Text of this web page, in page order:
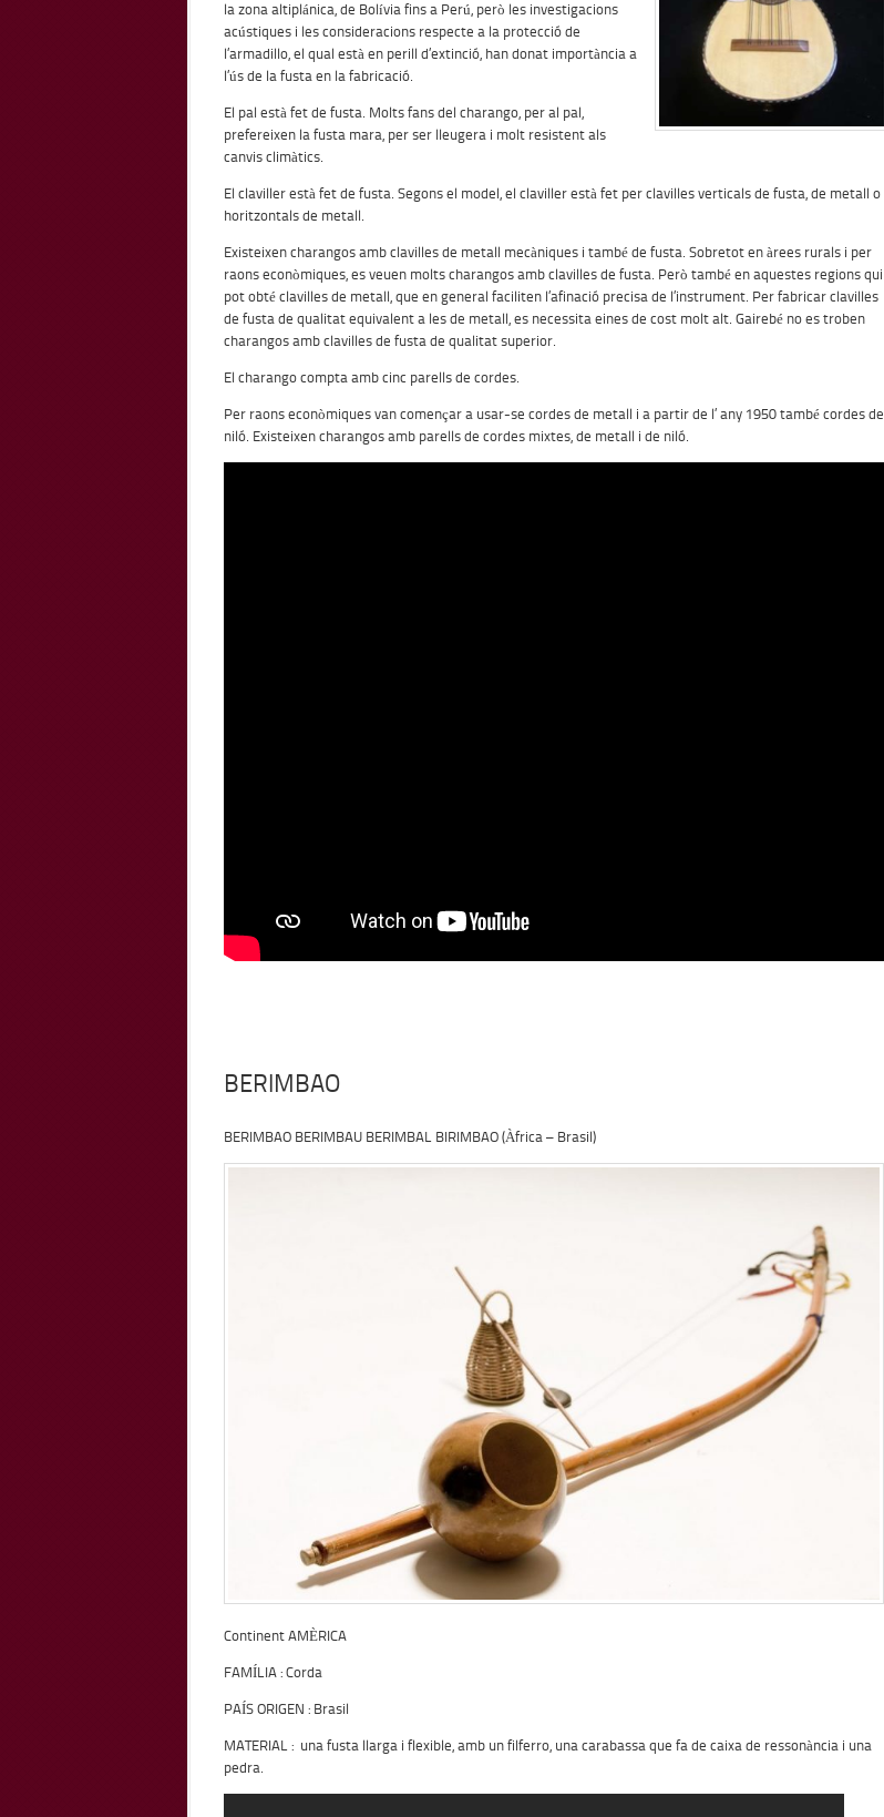
la zona altiplánica, de Bolívia fins a Perú, però les investigacions
acústiques i les consideracions respecte a la protecció de
l’armadillo, el qual està en perill d’extinció, han donat importància a
l’ús de la fusta en la fabricació.
El pal està fet de fusta. Molts fans del charango, per al pal,
prefereixen la fusta mara, per ser lleugera i molt resistent als
canvis climàtics.
El claviller està fet de fusta. Segons el model, el claviller està fet per clavilles verticals de fusta, de metall o
horitzontals de metall.
Existeixen charangos amb clavilles de metall mecàniques i també de fusta. Sobretot en àrees rurals i per
raons econòmiques, es veuen molts charangos amb clavilles de fusta. Però també en aquestes regions qui
pot obté clavilles de metall, que en general faciliten l’afinació precisa de l’instrument. Per fabricar clavilles
de fusta de qualitat equivalent a les de metall, es necessita eines de cost molt alt. Gairebé no es troben
charangos amb clavilles de fusta de qualitat superior.
El charango compta amb cinc parells de cordes.
Per raons econòmiques van començar a usar-se cordes de metall i a partir de l’ any 1950 també cordes de
niló. Existeixen charangos amb parells de cordes mixtes, de metall i de niló.
BERIMBAO
BERIMBAO BERIMBAU BERIMBAL BIRIMBAO (Àfrica – Brasil)
Continent AMÈRICA
FAMÍLIA : Corda
PAÍS ORIGEN : Brasil
MATERIAL : una fusta llarga i flexible, amb un filferro, una carabassa que fa de caixa de ressonància i una
pedra.